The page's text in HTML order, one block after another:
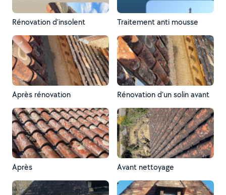
Rénovation d’insolent Traitement anti mousse
Après rénovation Rénovation d’un solin avant
Après Avant nettoyage